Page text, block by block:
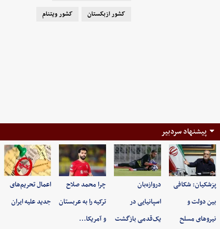
کشور ازبکستان
کشور ویتنام
پیشنهاد سردبیر
پزشکیان: شکافی
بین دولت و
نیروهای مسلح
دروازه‌بان
اسپانیایی در
یک‌قدمی بازگشت
چرا محمد صلاح
ترکیه را به عربستان
و آمریکا…
اعمال تحریم‌های
جدید علیه ایران